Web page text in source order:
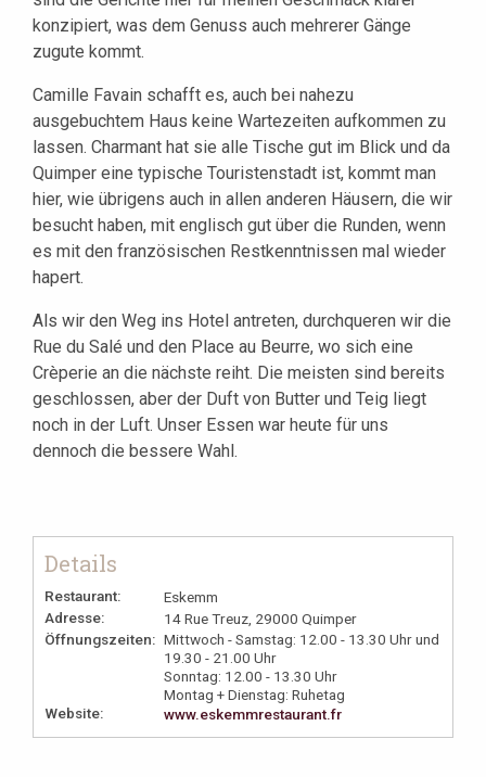
konzipiert, was dem Genuss auch mehrerer Gänge
zugute kommt.
Camille Favain schafft es, auch bei nahezu
ausgebuchtem Haus keine Wartezeiten aufkommen zu
lassen. Charmant hat sie alle Tische gut im Blick und da
Quimper eine typische Touristenstadt ist, kommt man
hier, wie übrigens auch in allen anderen Häusern, die wir
besucht haben, mit englisch gut über die Runden, wenn
es mit den französischen Restkenntnissen mal wieder
hapert.
Als wir den Weg ins Hotel antreten, durchqueren wir die
Rue du Salé und den Place au Beurre, wo sich eine
Crèperie an die nächste reiht. Die meisten sind bereits
geschlossen, aber der Duft von Butter und Teig liegt
noch in der Luft. Unser Essen war heute für uns
dennoch die bessere Wahl.
Details
Restaurant:
Eskemm
Adresse:
14 Rue Treuz, 29000 Quimper
Öffnungszeiten: Mittwoch - Samstag: 12.00 - 13.30 Uhr und
19.30 - 21.00 Uhr
Sonntag: 12.00 - 13.30 Uhr
Montag + Dienstag: Ruhetag
Website:
www.eskemmrestaurant.fr